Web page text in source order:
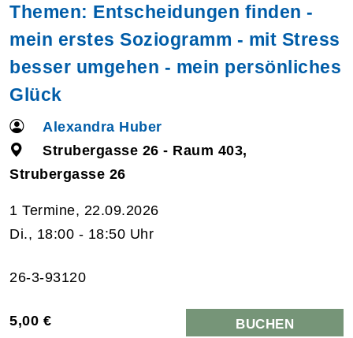
Themen: Entscheidungen finden -
mein erstes Soziogramm - mit Stress
besser umgehen - mein persönliches
Glück
Alexandra Huber
Strubergasse 26 - Raum 403,
Strubergasse 26
1 Termine, 22.09.2026
Di., 18:00 - 18:50 Uhr
26-3-93120
5,00 € BUCHEN